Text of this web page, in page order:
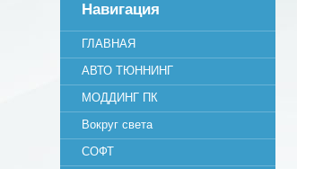
Навигация
ГЛАВНАЯ
АВТО ТЮННИНГ
МОДДИНГ ПК
Вокруг света
СОФТ